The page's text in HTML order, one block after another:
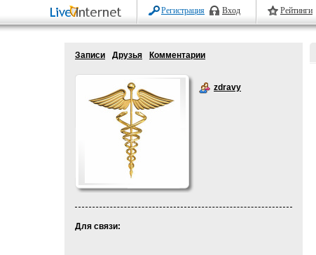
Регистрация Вход Рейтинги
Записи Друзья Комментарии
zdravy
Для связи: